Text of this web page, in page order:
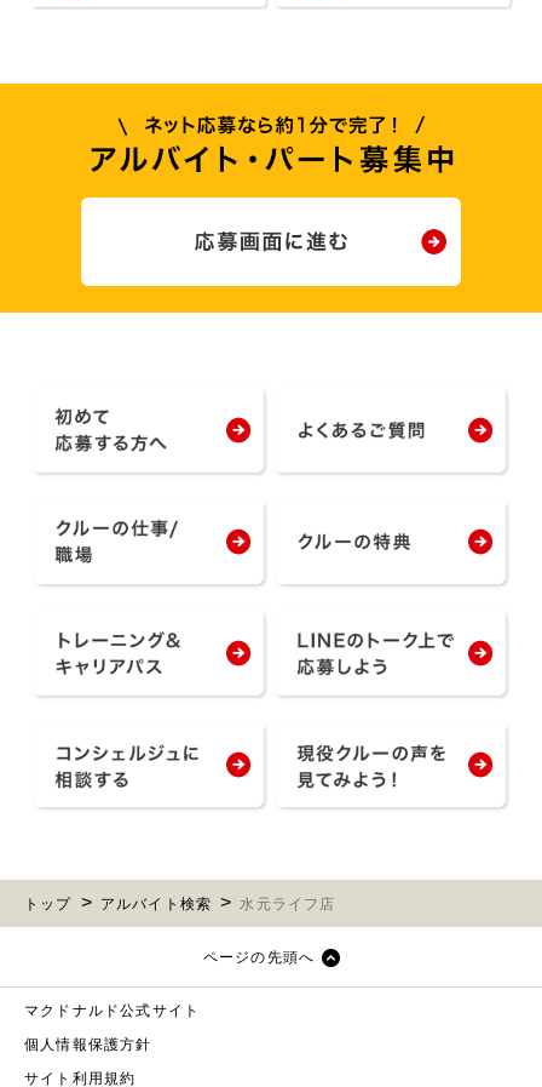
トップ アルバイト検索 水元ライフ店
ページの先頭へ
マクドナルド公式サイト
個人情報保護方針
サイト利用規約